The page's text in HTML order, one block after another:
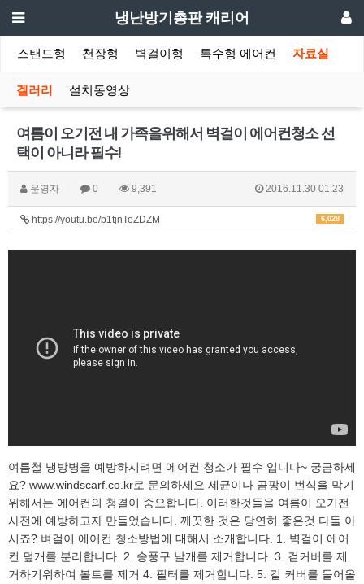
냉난방기총판 캐리어
스탠드형 천장형 벽걸이형 특수형 에어컨 자료실
겔러리 설치동영상
여름이 오기전 내 가족을위해서 벽걸이 에어컨청소 선
택이 아니라 필수!
운영자 0 9,391 2016.11.30 01:23
6,028
https://youtu.be/b1tjnToZDZM
여름철 냉방병을 예방하시려면 에어컨 청소가 필수 입니다~ 궁금하세
요? www.windscarf.co.kr로 문의하세요 세균이나 곰팡이 번식을 막기
위해서는 에어컨의 청결이 중요합니다. 이러한것들을 여름이 오기전
사전에 예방하고자 만들었습니다. 깨끗한 것은 당연히 좋은것 다들 아
시죠? 벼걸이 에어컨 청소방법에 대해서 소개합니다. 1. 벽걸이 에어
컨 덮개를 분리합니다. 2. 송풍구 날개를 제거합니다. 3. 겉커버를 제
거하기위하여 볼트를 제거 4. 필터를 제거합니다. 5. 겉 커버를 들어올